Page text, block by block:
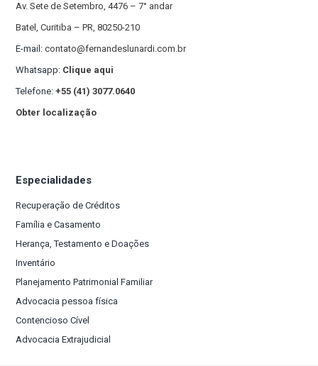
Av. Sete de Setembro, 4476 – 7° andar
Batel, Curitiba – PR, 80250-210
E-mail: contato@fernandeslunardi.com.br
Whatsapp: Clique aqui
Telefone: +55 (41) 3077.0640
Obter localização
Especialidades
Recuperação de Créditos
Família e Casamento
Herança, Testamento e Doações
Inventário
Planejamento Patrimonial Familiar
Advocacia pessoa física
Contencioso Cível
Advocacia Extrajudicial